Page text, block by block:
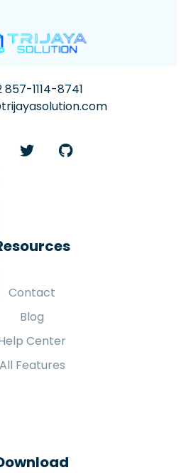
857-1114-8741
Contact
Blog
Center
All Features